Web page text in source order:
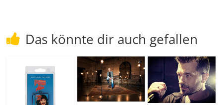
Das könnte dir auch gefallen